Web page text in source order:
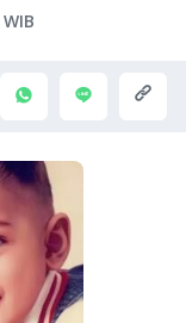
WIB